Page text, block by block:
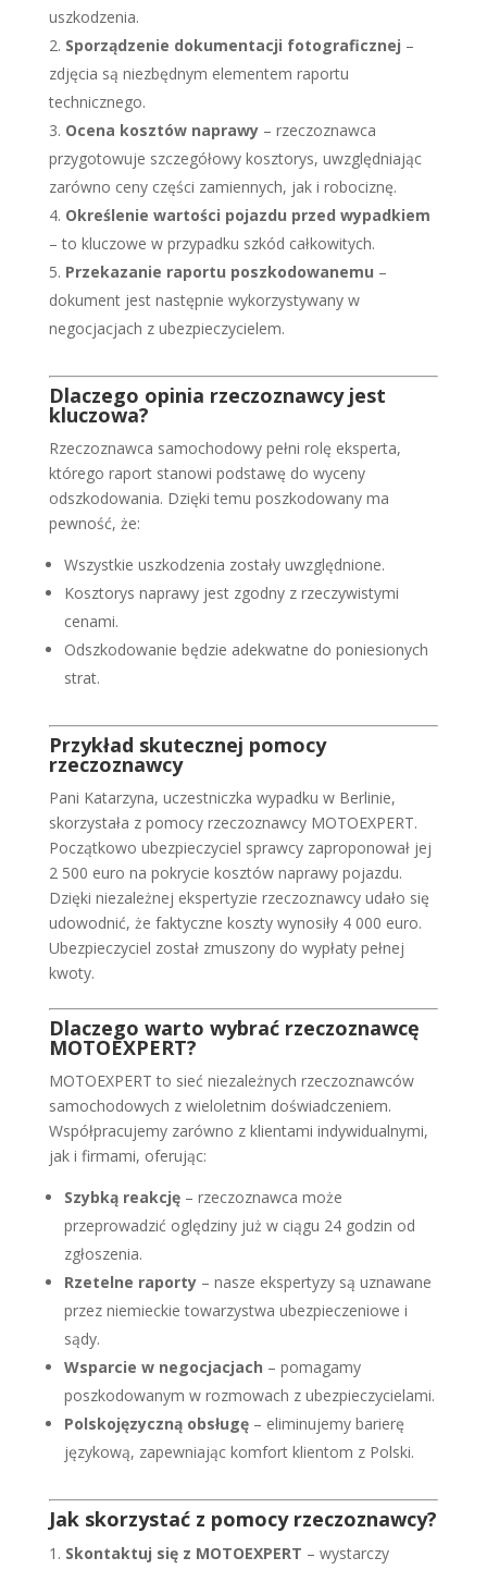
uszkodzenia.
Sporządzenie dokumentacji fotograficznej –
zdjęcia są niezbędnym elementem raportu
technicznego.
Ocena kosztów naprawy– rzeczoznawca
przygotowuje szczegółowy kosztorys, uwzględniając
zarówno ceny części zamiennych, jak i robociznę.
Określenie wartości pojazdu przed wypadkiem
– to kluczowe w przypadku szkód całkowitych.
Przekazanie raportu poszkodowanemu –
dokument jest następnie wykorzystywany w
negocjacjach z ubezpieczycielem.
Dlaczego opinia rzeczoznawcy jest
kluczowa?
Rzeczoznawca samochodowy pełni rolę eksperta,
którego raport stanowi podstawę do wyceny
odszkodowania. Dzięki temu poszkodowany ma
pewność, że:
Wszystkie uszkodzenia zostały uwzględnione.
Kosztorys naprawy jest zgodny z rzeczywistymi
cenami.
Odszkodowanie będzie adekwatne do poniesionych
strat.
Przykład skutecznej pomocy
rzeczoznawcy
Pani Katarzyna, uczestniczka wypadku w Berlinie,
skorzystała z pomocy rzeczoznawcy MOTOEXPERT.
Początkowo ubezpieczyciel sprawcy zaproponował jej
2 500 euro na pokrycie kosztów naprawy pojazdu.
Dzięki niezależnej ekspertyzie rzeczoznawcy udało się
udowodnić, że faktyczne koszty wynosiły 4 000 euro.
Ubezpieczyciel został zmuszony do wypłaty pełnej
kwoty.
Dlaczego warto wybrać rzeczoznawcę
MOTOEXPERT?
MOTOEXPERT to sieć niezależnych rzeczoznawców
samochodowych z wieloletnim doświadczeniem.
Współpracujemy zarówno z klientami indywidualnymi,
jak i firmami, oferując:
Szybką reakcję– rzeczoznawca może
przeprowadzić oględziny już w ciągu 24 godzin od
zgłoszenia.
Rzetelne raporty– nasze ekspertyzy są uznawane
przez niemieckie towarzystwa ubezpieczeniowe i
sądy.
Wsparcie w negocjacjach – pomagamy
poszkodowanym w rozmowach z ubezpieczycielami.
Polskojęzyczną obsługę– eliminujemy barierę
językową, zapewniając komfort klientom z Polski.
Jak skorzystać z pomocy rzeczoznawcy?
Skontaktuj się z MOTOEXPERT – wystarczy